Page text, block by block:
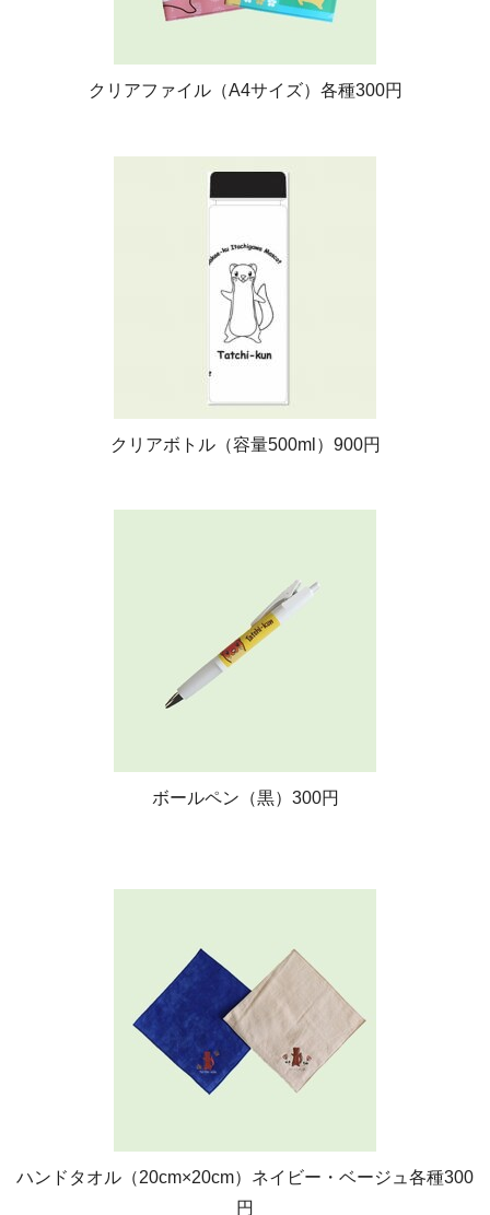
クリアファイル（A4サイズ）各種300円
クリアボトル（容量500ml）900円
ボールペン（黒）300円
ハンドタオル（20cm×20cm）ネイビー・ベージュ各種300
円